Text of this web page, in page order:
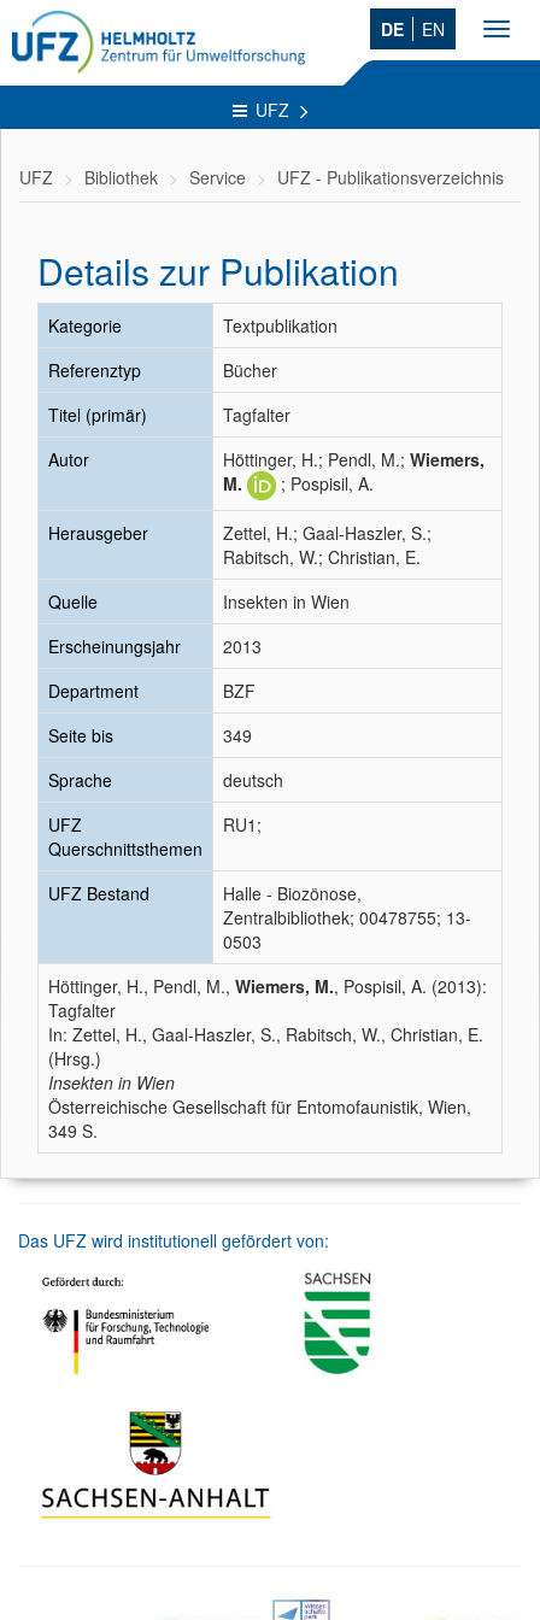
DE EN
UFZ
UFZ Bibliothek Service UFZ - Publikationsverzeichnis
Details zur Publikation
Kategorie
Textpublikation
Referenztyp
Bücher
Titel (primär)
Tagfalter
Autor
Höttinger, H.; Pendl, M.; Wiemers,
M.
; Pospisil, A.
Herausgeber
Zettel, H.; Gaal-Haszler, S.;
Rabitsch, W.; Christian, E.
Quelle
Insekten in Wien
Erscheinungsjahr
2013
Department
BZF
Seite bis
349
Sprache
deutsch
UFZ
Querschnittsthemen
RU1;
UFZ Bestand
Halle - Biozönose,
Zentralbibliothek; 00478755; 13-
0503
Höttinger, H., Pendl, M., Wiemers, M., Pospisil, A. (2013):
Tagfalter
In: Zettel, H., Gaal-Haszler, S., Rabitsch, W., Christian, E.
(Hrsg.)
Insekten in Wien
Österreichische Gesellschaft für Entomofaunistik, Wien,
349 S.
Das UFZ wird institutionell gefördert von: